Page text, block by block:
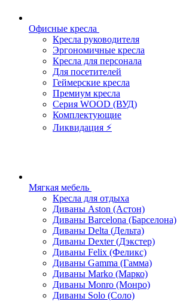
Офисные кресла
Кресла руководителя
Эргономичные кресла
Кресла для персонала
Для посетителей
Геймерские кресла
Премиум кресла
Серия WOOD (ВУД)
Комплектующие
Ликвидация ⚡
Мягкая мебель
Кресла для отдыха
Диваны Aston (Астон)
Диваны Barcelona (Барселона)
Диваны Delta (Дельта)
Диваны Dexter (Дэкстер)
Диваны Felix (Феликс)
Диваны Gamma (Гамма)
Диваны Marko (Марко)
Диваны Monro (Монро)
Диваны Solo (Соло)